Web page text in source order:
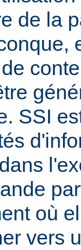
de la
SSI
où
vers